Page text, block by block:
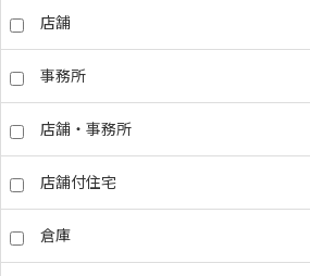
店舗
事務所
店舗・事務所
店舗付住宅
倉庫